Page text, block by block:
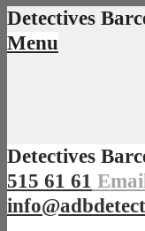
Detectives
Menu
Detectives
515 61 61